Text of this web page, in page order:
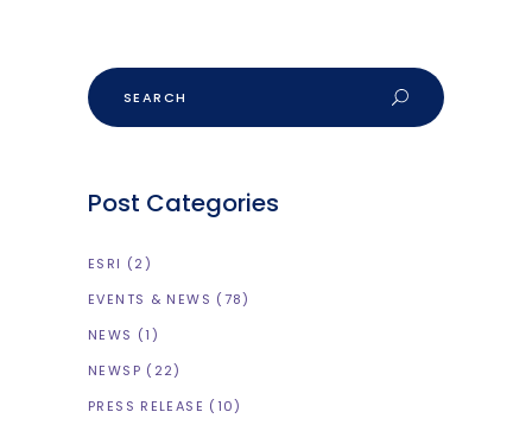
Search
Post Categories
ESRI (2)
EVENTS & NEWS (78)
NEWS (1)
NEWSP (22)
PRESS RELEASE (10)